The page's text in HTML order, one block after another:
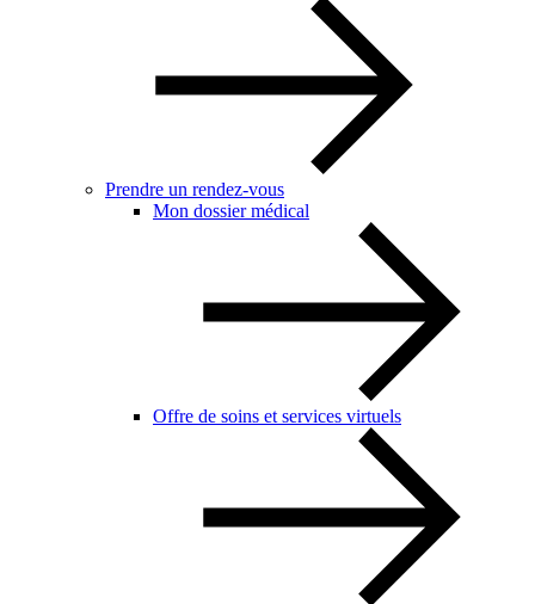
Prendre un rendez-vous
Mon dossier médical
Offre de soins et services virtuels